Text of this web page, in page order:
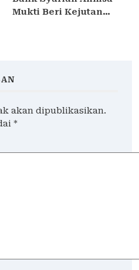
Mukti Beri Kejutan
akan dipublikasikan.
*